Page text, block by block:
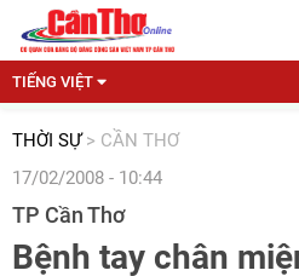
TIẾNG VIỆT
THỜI SỰ > CẦN THƠ
17/02/2008 - 10:44
TP Cần Thơ
Bệnh tay chân